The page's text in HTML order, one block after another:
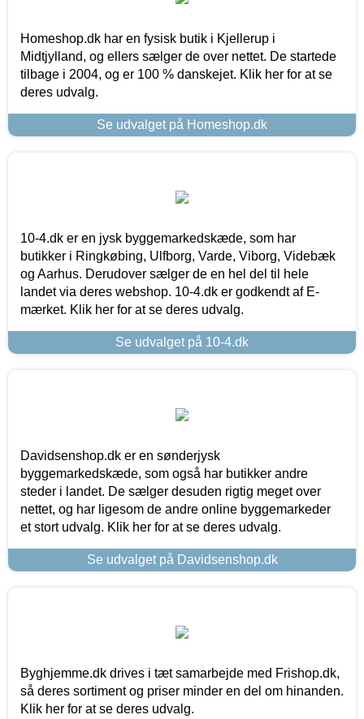
Homeshop.dk har en fysisk butik i Kjellerup i
Midtjylland, og ellers sælger de over nettet. De startede
tilbage i 2004, og er 100 % danskejet. Klik her for at se
deres udvalg.
Se udvalget på Homeshop.dk
10-4.dk er en jysk byggemarkedskæde, som har
butikker i Ringkøbing, Ulfborg, Varde, Viborg, Videbæk
og Aarhus. Derudover sælger de en hel del til hele
landet via deres webshop. 10-4.dk er godkendt af E-
mærket. Klik her for at se deres udvalg.
Se udvalget på 10-4.dk
Davidsenshop.dk er en sønderjysk
byggemarkedskæde, som også har butikker andre
steder i landet. De sælger desuden rigtig meget over
nettet, og har ligesom de andre online byggemarkeder
et stort udvalg. Klik her for at se deres udvalg.
Se udvalget på Davidsenshop.dk
Byghjemme.dk drives i tæt samarbejde med Frishop.dk,
så deres sortiment og priser minder en del om hinanden.
Klik her for at se deres udvalg.